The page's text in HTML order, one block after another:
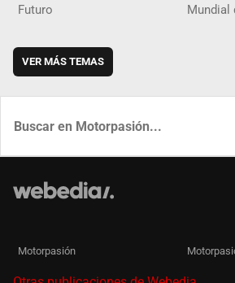
Futuro Mundial
VER MÁS TEMAS
Motorpasión